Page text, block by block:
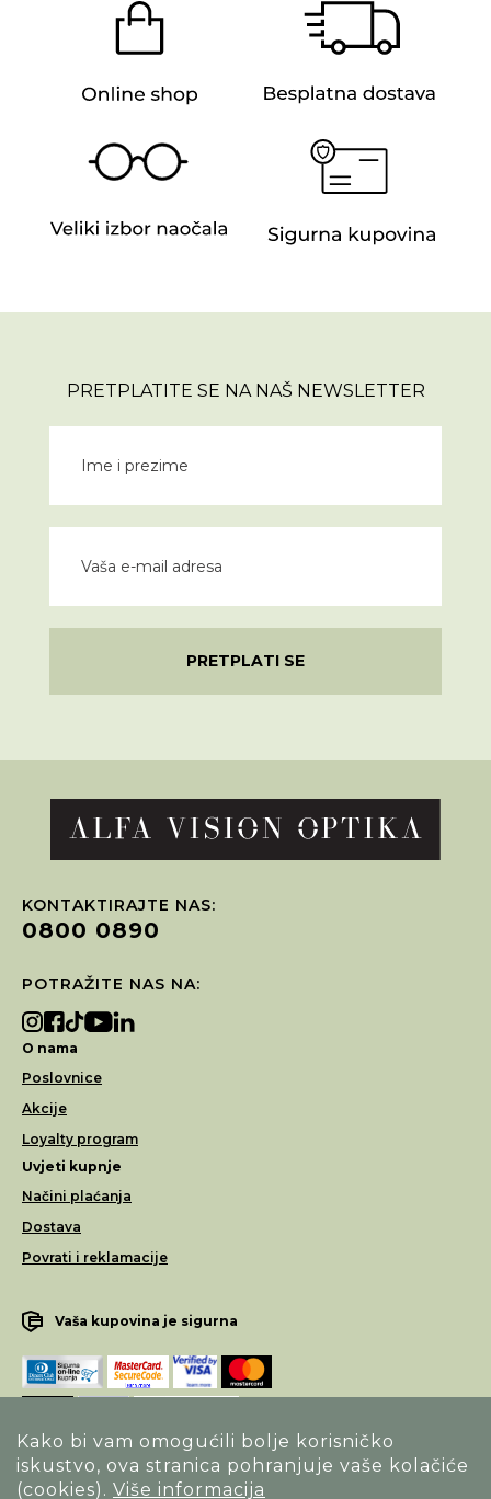
Kako bi vam omogućili bolje korisničko
iskustvo, ova stranica pohranjuje vaše kolačiće
(cookies). Više informacija
PRETPLATITE SE NA NAŠ NEWSLETTER
PRETPLATI SE
KONTAKTIRAJTE NAS:
0800 0890
POTRAŽITE NAS NA:
O nama
Poslovnice
Akcije
Loyalty program
Uvjeti kupnje
Načini plaćanja
Dostava
Povrati i reklamacije
Vaša kupovina je sigurna
Opći uvjeti poslovanja